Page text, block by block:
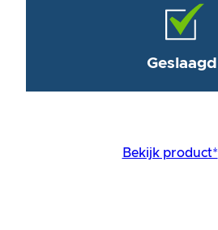
Geslaagd
Bekijk product*